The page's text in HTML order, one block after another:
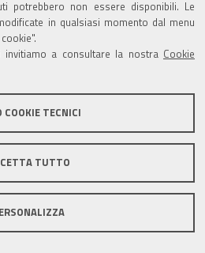
potrebbero non essere disponibili. Le
in qualsiasi momento dal menu
a consultare la nostra Cookie
COOKIE TECNICI
TUTTO
della valutazione
alla mansione specifica.
nel caso in cui il medico
nel giudizio di idoneità l'uso
nelle calzature
forza dell'art. 76 comma 2
ergonomiche o di salute
l'obbligo di fornire scarpe